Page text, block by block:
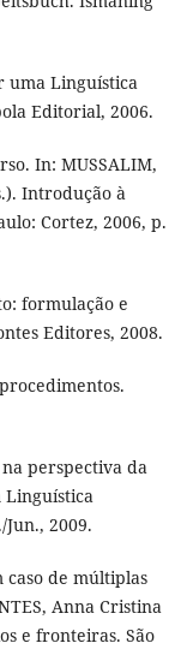
uma Linguística
Editorial, 2006.
In: MUSSALIM,
Introdução à
Cortez, 2006, p.
formulação e
Editores, 2008.
procedimentos.
na perspectiva da
Linguística
2009.
caso de múltiplas
Anna Cristina
e fronteiras. São